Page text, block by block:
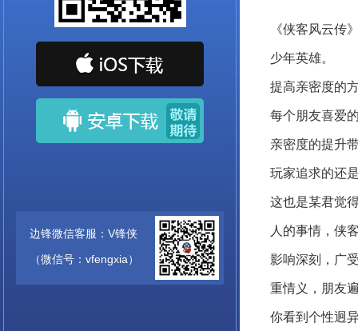
边锋微信客服：V锋侠
（微信号：vfengxia）
《侠客风云传
少年英雄。
提高亲密度的
每个朋友喜爱
亲密度的提升
玩家追求的还
这也是某君觉
人的事情，侠
影响深刻，广
重情义，朋友
你看到个性迥